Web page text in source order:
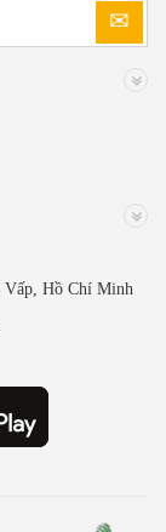
Vấp, Hồ Chí Minh